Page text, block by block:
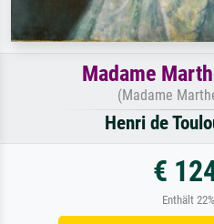
Madame
(Madame
Henri de
€
Enthält